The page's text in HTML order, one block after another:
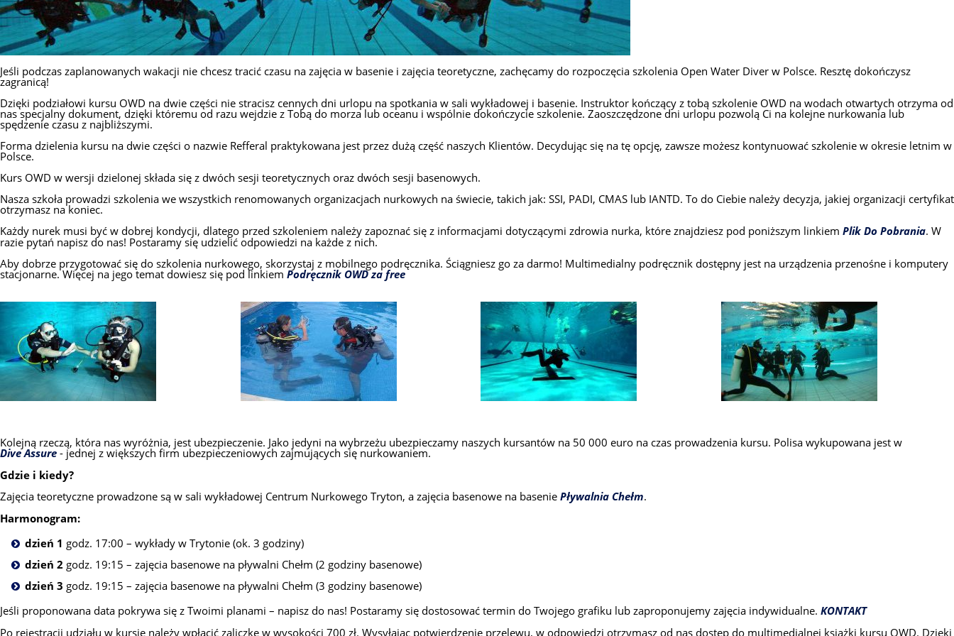
Jeśli podczas zaplanowanych wakacji nie chcesz tracić czasu na zajęcia w basenie i zajęcia teoretyczne, zachęcamy do rozpoczęcia szkolenia Open Water Diver w Polsce. Resztę dokończysz
zagranicą!
Dzięki podziałowi kursu OWD na dwie części nie stracisz cennych dni urlopu na spotkania w sali wykładowej i basenie. Instruktor kończący z tobą szkolenie OWD na wodach otwartych otrzyma od
nas specjalny dokument, dzięki któremu od razu wejdzie z Tobą do morza lub oceanu i wspólnie dokończycie szkolenie. Zaoszczędzone dni urlopu pozwolą Ci na kolejne nurkowania lub
spędzenie czasu z najbliższymi.
Forma dzielenia kursu na dwie części o nazwie Refferal praktykowana jest przez dużą część naszych Klientów. Decydując się na tę opcję, zawsze możesz kontynuować szkolenie w okresie letnim w
Polsce.
Kurs OWD w wersji dzielonej składa się z dwóch sesji teoretycznych oraz dwóch sesji basenowych.
Nasza szkoła prowadzi szkolenia we wszystkich renomowanych organizacjach nurkowych na świecie, takich jak: SSI, PADI, CMAS lub IANTD. To do Ciebie należy decyzja, jakiej organizacji certyfikat
otrzymasz na koniec.
Każdy nurek musi być w dobrej kondycji, dlatego przed szkoleniem należy zapoznać się z informacjami dotyczącymi zdrowia nurka, które znajdziesz pod poniższym linkiem Plik Do Pobrania. W
razie pytań napisz do nas! Postaramy się udzielić odpowiedzi na każde z nich.
Aby dobrze przygotować się do szkolenia nurkowego, skorzystaj z mobilnego podręcznika. Ściągniesz go za darmo! Multimedialny podręcznik dostępny jest na urządzenia przenośne i komputery
stacjonarne. Więcej na jego temat dowiesz się pod linkiem Podręcznik OWD za free
Kolejną rzeczą, która nas wyróżnia, jest ubezpieczenie. Jako jedyni na wybrzeżu ubezpieczamy naszych kursantów na 50 000 euro na czas prowadzenia kursu. Polisa wykupowana jest w
Dive Assure - jednej z większych firm ubezpieczeniowych zajmujących się nurkowaniem.
Gdzie i kiedy?
Zajęcia teoretyczne prowadzone są w sali wykładowej Centrum Nurkowego Tryton, a zajęcia basenowe na basenie Pływalnia Chełm.
Harmonogram:
dzień 1 godz. 17:00 – wykłady w Trytonie (ok. 3 godziny)
dzień 2godz. 19:15 – zajęcia basenowe na pływalni Chełm (2 godziny basenowe)
dzień 3 godz. 19:15 – zajęcia basenowe na pływalni Chełm (3 godziny basenowe)
Jeśli proponowana data pokrywa się z Twoimi planami – napisz do nas! Postaramy się dostosować termin do Twojego grafiku lub zaproponujemy zajęcia indywidualne. KONTAKT
Po rejestracji udziału w kursie należy wpłacić zaliczkę w wysokości 700 zł. Wysyłając potwierdzenie przelewu, w odpowiedzi otrzymasz od nas dostęp do multimedialnej książki kursu OWD. Dzięki